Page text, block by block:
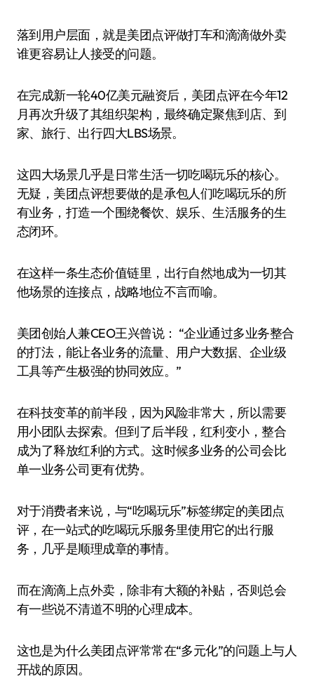
落到用户层面，就是美团点评做打车和滴滴做外卖
谁更容易让人接受的问题。
在完成新一轮40亿美元融资后，美团点评在今年12
月再次升级了其组织架构，最终确定聚焦到店、到
家、旅行、出行四大LBS场景。
这四大场景几乎是日常生活一切吃喝玩乐的核心。
无疑，美团点评想要做的是承包人们吃喝玩乐的所
有业务，打造一个围绕餐饮、娱乐、生活服务的生
态闭环。
在这样一条生态价值链里，出行自然地成为一切其
他场景的连接点，战略地位不言而喻。
美团创始人兼CEO王兴曾说： “企业通过多业务整合
的打法，能让各业务的流量、用户大数据、企业级
工具等产生极强的协同效应。”
在科技变革的前半段，因为风险非常大，所以需要
用小团队去探索。但到了后半段，红利变小，整合
成为了释放红利的方式。这时候多业务的公司会比
单一业务公司更有优势。
对于消费者来说，与“吃喝玩乐”标签绑定的美团点
评，在一站式的吃喝玩乐服务里使用它的出行服
务，几乎是顺理成章的事情。
而在滴滴上点外卖，除非有大额的补贴，否则总会
有一些说不清道不明的心理成本。
这也是为什么美团点评常常在“多元化”的问题上与人
开战的原因。